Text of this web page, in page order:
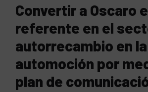
Convertir a Oscaro
referente en el
autorrecambio en la
automoción por
plan de